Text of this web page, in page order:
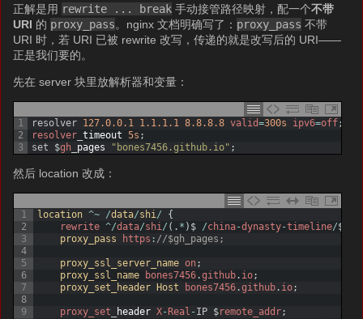
正解是用 rewrite ... break 手动接管路径映射，配一个不带
URI 的 proxy_pass。nginx 文档明确写了： proxy_pass 不带
URI 时，若 URI 已被 rewrite 改写，传递的就是改写后的 URI——
正是我们要的。
先在 server 块里放解析器和变量：
1
2
3
resolver 127.0.0.1 1.1.1.1 8.8.8.8 valid=300s ipv6=off;
resolver _timeout 5s ;
set
$gh pages "bones7456.github.io" ;
然后 location 改成：
1
2
3
4
5
6
7
8
9
location ^~ /data/shi /
{
rewrite ^/data/shi / ( . * ) $ /china-dynasty-timeline/$
proxy_pass
https : //$gh_pages;
proxy_ssl_server_name on;
proxy_ssl_name
bones7456.github. io;
proxy_set_header Host bones7456.github. io;
proxy_set header X-Real - IP $remote_addr;